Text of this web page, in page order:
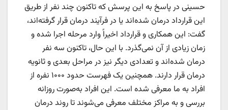
حسینی در پاسخ به این پرسش که تاکنون چند نفر از طریق
این قرارداد درمان شده‌اند یا در فرآیند درمان قرار گرفته‌اند،
گفت: این همکاری و قرارداد اخیراً وارد مرحله اجرا شده و
زمان زیادی از آن نمی‌گذرد. با این حال، تاکنون سه نفر
درمان شده‌اند و تعدادی دیگر نیز در مراحل بعدی و ثانویه
درمان قرار دارند. همچنین یک فهرست حدود ۱۰۰۰ نفره از
افراد به ما معرفی شده است. این افراد به‌صورت روزانه
بررسی و به مراکز مختلف معرفی می‌شوند تا روند درمان